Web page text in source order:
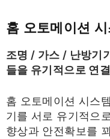
홈 오토메이션
조명 / 가스 / 난방기
들을 유기적으로 연
홈 오토메이션 시스
기를 서로 유기적으
향상과 안전확보를